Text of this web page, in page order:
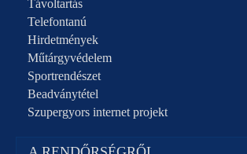
Távoltartás
Telefontanú
Hirdetmények
Műtárgyvédelem
Sportrendészet
Beadványtétel
Szupergyors internet projekt